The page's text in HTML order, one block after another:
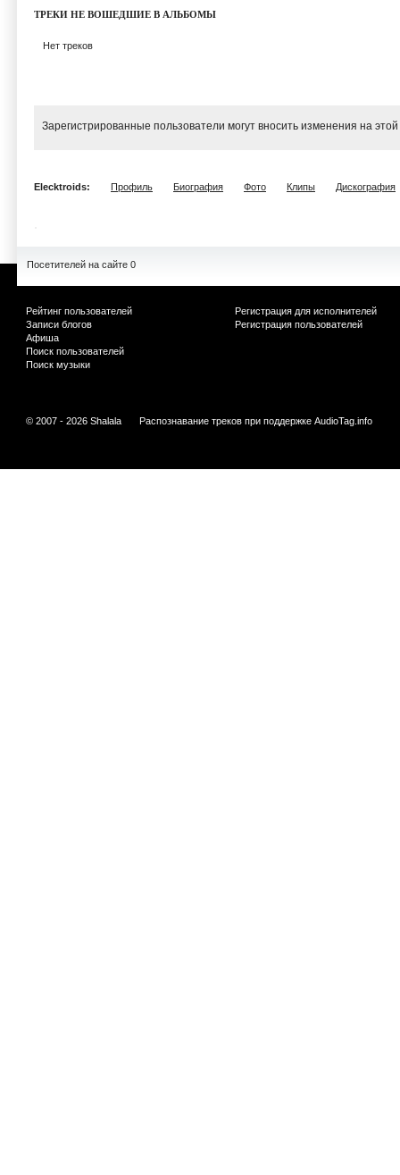
ТРЕКИ НЕ ВОШЕДШИЕ В АЛЬБОМЫ
Нет треков
Зарегистрированные пользователи могут вносить изменения на
Elecktroids: Профиль Биография Фото Клипы Дискография
Посетителей на сайте 0
Рейтинг пользователей
Записи блогов
Афиша
Поиск пользователей
Поиск музыки
Регистрация для исполнителей
Регистрация пользователей
© 2007 - 2026 Shalala Распознавание треков при поддержке AudioTag.info